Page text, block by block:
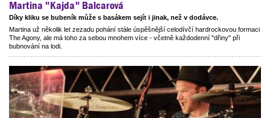
Martina "Kajda" Balcarová
Díky kliku se bubeník může s basákem sejít i jinak, než v dodávce.
Martina už několik let zezadu pohání stále úspěšnější celodívčí hardrockovou formaci
The Agony, ale má toho za sebou mnohem více - včetně každodenní "dřiny" při
bubnování na lodi.